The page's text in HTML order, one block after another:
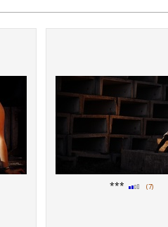
*** (7)